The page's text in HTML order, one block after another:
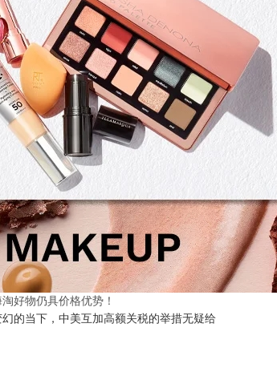
好物仍具价格优势！
的当下，中美互加高额关税的举措无疑给